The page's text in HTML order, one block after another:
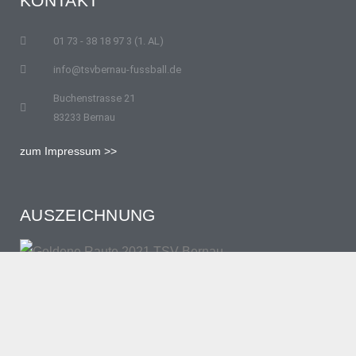
01 73 - 38 18 97 3 (1. AL)
info@tsvbernau-fussball.de
Buchenstrasse 21
83233 Bernau
zum Impressum >>
AUSZEICHNUNG